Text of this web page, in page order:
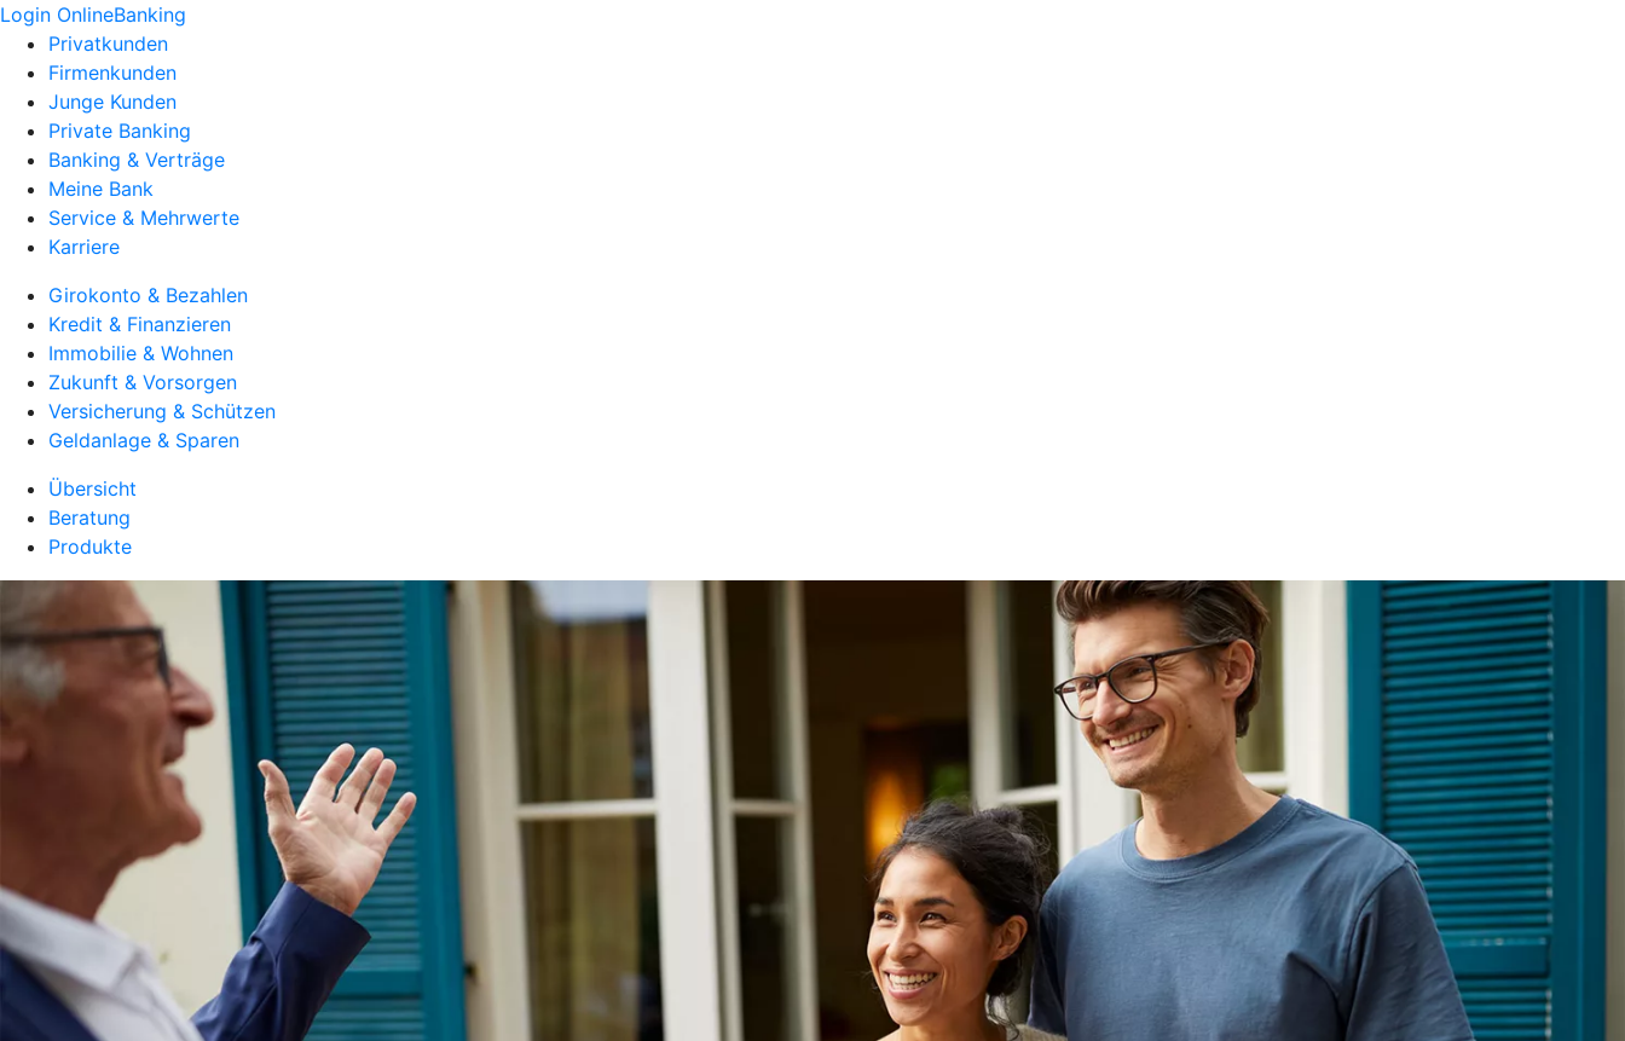
Login OnlineBanking
Privatkunden
Firmenkunden
Junge Kunden
Private Banking
Banking & Verträge
Meine Bank
Service & Mehrwerte
Karriere
Girokonto & Bezahlen
Kredit & Finanzieren
Immobilie & Wohnen
Zukunft & Vorsorgen
Versicherung & Schützen
Geldanlage & Sparen
Übersicht
Beratung
Produkte